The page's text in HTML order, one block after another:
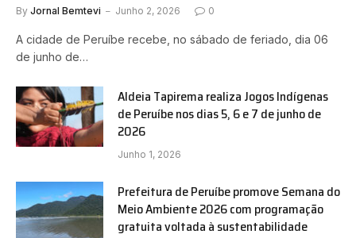
By Jornal Bemtevi Junho 2, 2026 0
A cidade de Peruíbe recebe, no sábado de feriado, dia 06
de junho de…
Aldeia Tapirema realiza Jogos Indígenas
de Peruíbe nos dias 5, 6 e 7 de junho de
2026
Junho 1, 2026
Prefeitura de Peruíbe promove Semana do
Meio Ambiente 2026 com programação
gratuita voltada à sustentabilidade